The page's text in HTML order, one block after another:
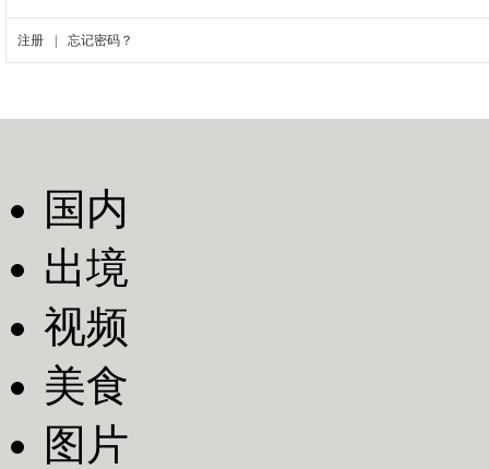
国内
出境
视频
美食
图片